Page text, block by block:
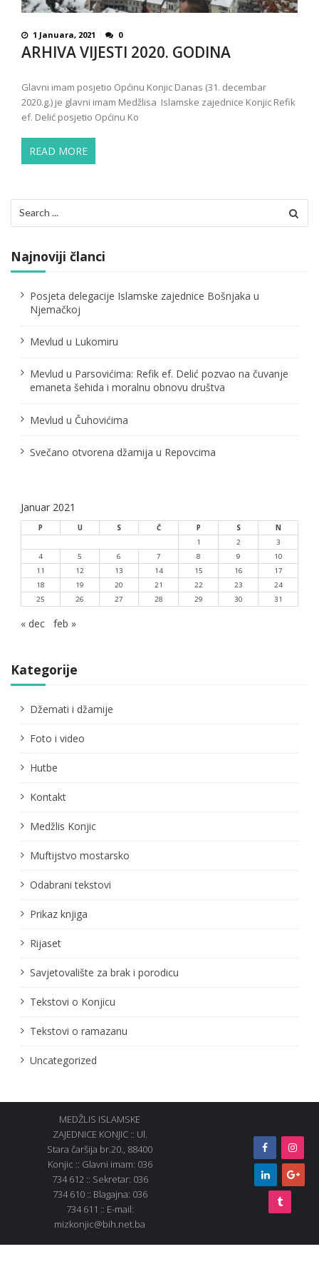
1 Januara, 2021 0
ARHIVA VIJESTI 2020. GODINA
Glavni imam posjetio Općinu Konjic Danas (31. decembar
2020.g.) je glavni imam Medžlisa Islamske zajednice Konjic Refik
ef. Delić posjetio Općinu Ko
READ MORE
for:
Najnoviji članci
Posjeta delegacije Islamske zajednice Bošnjaka u
Njemačkoj
Mevlud u Lukomiru
Mevlud u Parsovićima: Refik ef. Delić pozvao na čuvanje
emaneta šehida i moralnu obnovu društva
Mevlud u Čuhovićima
Svečano otvorena džamija u Repovcima
Januar 2021
P U S Č P S
N
1
2
3
4
5 6 7 8 9
10
11
12 13 14 15 16
17
18
19 20 21 22 23
24
25
26 27 28 29 30 31
« dec feb »
Kategorije
Džemati i džamije
Foto i video
Hutbe
Kontakt
Medžlis Konjic
Muftijstvo mostarsko
Odabrani tekstovi
Prikaz knjiga
Rijaset
Savjetovalište za brak i porodicu
Tekstovi o Konjicu
Tekstovi o ramazanu
Uncategorized
MEDŽLIS ISLAMSKE
ZAJEDNICE KONJIC :: Ul.
Stara čaršija br.20., 88400
Konjic :: Glavni imam: 036
734 612 :: Sekretar: 036
734 610 :: Blagajna: 036
734 611 :: E-mail:
mizkonjic@bih.net.ba